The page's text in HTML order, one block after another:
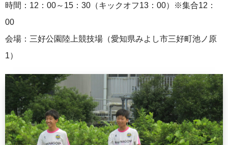
時間：12：00～15：30（キックオフ13：00）※集合12：
00
会場：三好公園陸上競技場（愛知県みよし市三好町池ノ原
1）